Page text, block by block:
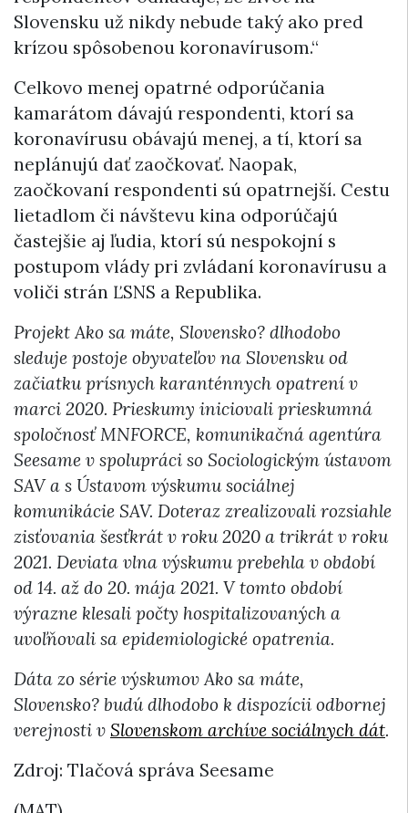
Slovensku už nikdy nebude taký ako pred
krízou spôsobenou koronavírusom.“
Celkovo menej opatrné odporúčania
kamarátom dávajú respondenti, ktorí sa
koronavírusu obávajú menej, a tí, ktorí sa
neplánujú dať zaočkovať. Naopak,
zaočkovaní respondenti sú opatrnejší. Cestu
lietadlom či návštevu kina odporúčajú
častejšie aj ľudia, ktorí sú nespokojní s
postupom vlády pri zvládaní koronavírusu a
voliči strán ĽSNS a Republika.
Projekt Ako sa máte, Slovensko? dlhodobo
sleduje postoje obyvateľov na Slovensku od
začiatku prísnych karanténnych opatrení v
marci 2020. Prieskumy iniciovali prieskumná
spoločnosť MNFORCE, komunikačná agentúra
Seesame v spolupráci so Sociologickým ústavom
SAV a s Ústavom výskumu sociálnej
komunikácie SAV. Doteraz zrealizovali rozsiahle
zisťovania šesťkrát v roku 2020 a trikrát v roku
2021. Deviata vlna výskumu prebehla v období
od 14. až do 20. mája 2021. V tomto období
výrazne klesali počty hospitalizovaných a
uvoľňovali sa epidemiologické opatrenia.
Dáta zo série výskumov Ako sa máte,
Slovensko? budú dlhodobo k dispozícii odbornej
verejnosti v Slovenskom archíve sociálnych dát.
Zdroj: Tlačová správa Seesame